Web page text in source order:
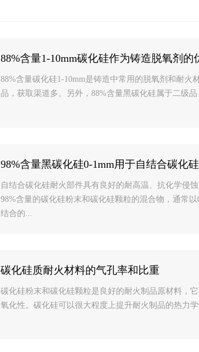
88%含量1-10mm碳化硅作为铸造脱氧剂的
88%含量碳化硅1-10mm是铸造中常用的脱氧剂和耐
品，获取渠道多。另外，88%含量黑碳化硅属于二级
98%含量黑碳化硅0-1mm用于自结合碳化
自结合碳化硅耐火部件具有良好的耐高温、抗化学侵
98%含量的碳化硅粉末和碳化硅颗粒的混合物，通常
结合的...
碳化硅质耐火材料的气孔率和比重
碳化硅粉末和碳化硅颗粒是良好的耐火制品原材料，
氧化性。碳化硅可以很大程度上提升耐火制品的热力